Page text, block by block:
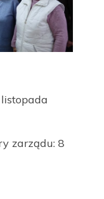
zarządu: 8